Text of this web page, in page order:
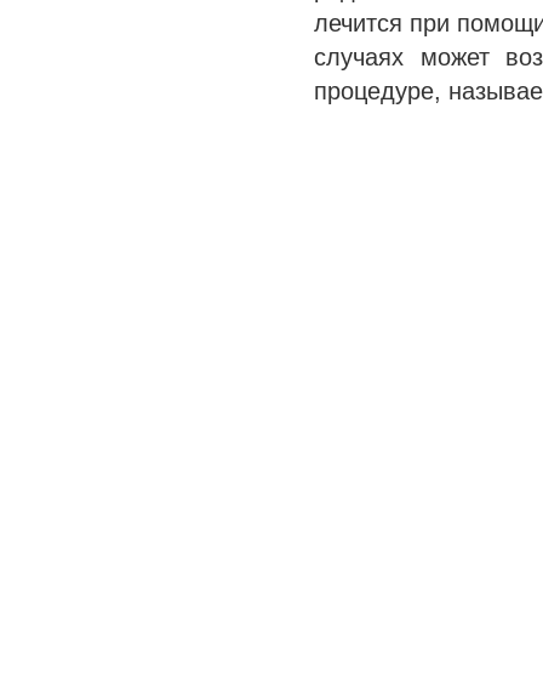
лечится при
случаях может
процедуре,